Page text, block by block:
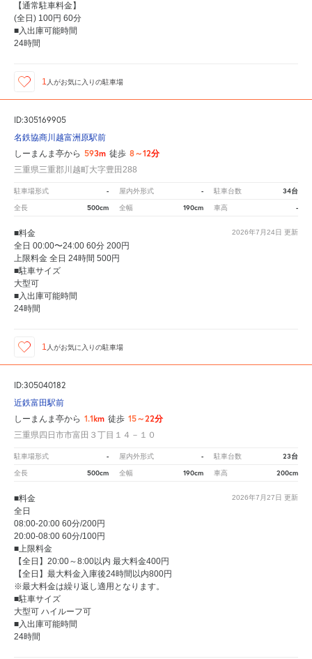
【通常駐車料金】
(全日) 100円 60分
■入出庫可能時間
24時間
1 人がお気に入りの駐車場
ID:305169905
名鉄協商川越富洲原駅前
しーまんま亭から 593m 徒歩 8～12分
三重県三重郡川越町大字豊田288
駐車場形式 - 屋内外形式 - 駐車台数 34台
全長 500cm 全幅 190cm 車高 -
2026年7月24日 更新
■料金
全日 00:00〜24:00 60分 200円
上限料金 全日 24時間 500円
■駐車サイズ
大型可
■入出庫可能時間
24時間
1 人がお気に入りの駐車場
ID:305040182
近鉄富田駅前
しーまんま亭から 1.1km 徒歩 15～22分
三重県四日市市富田３丁目１４－１０
駐車場形式 - 屋内外形式 - 駐車台数 23台
全長 500cm 全幅 190cm 車高 200cm
2026年7月27日 更新
■料金
全日
08:00-20:00 60分/200円
20:00-08:00 60分/100円
■上限料金
【全日】20:00～8:00以内 最大料金400円
【全日】最大料金入庫後24時間以内800円
※最大料金は繰り返し適用となります。
■駐車サイズ
大型可 ハイルーフ可
■入出庫可能時間
24時間